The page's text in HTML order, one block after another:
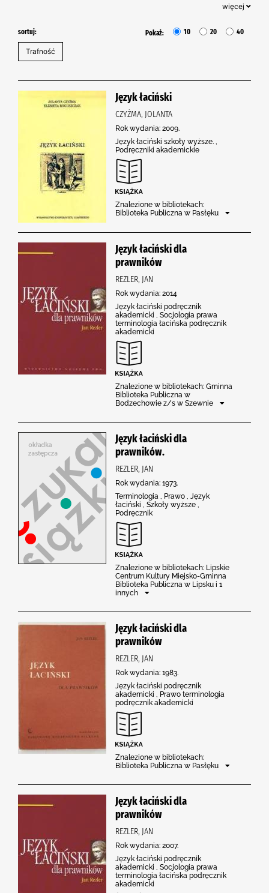
więcej
sortuj: Pokaż: 10 20 40
Język łaciński
CZYŻMA, JOLANTA
Rok wydania: 2009.
Język łaciński szkoły wyższe. ,
Podręczniki akademickie
Znalezione w bibliotekach:
Biblioteka Publiczna w Pasłęku
Język łaciński dla
prawników
REZLER, JAN
Rok wydania: 2014
Język łaciński podręcznik
akademicki , Socjologia prawa
terminologia łacińska podręcznik
akademicki
Znalezione w bibliotekach: Gminna
Biblioteka Publiczna w
Bodzechowie z/s w Szewnie
Język łaciński dla
prawników.
REZLER, JAN
Rok wydania: 1973.
Terminologia , Prawo , Język
łaciński , Szkoły wyższe ,
Podręcznik
Znalezione w bibliotekach: Lipskie
Centrum Kultury Miejsko-Gminna
Biblioteka Publiczna w Lipsku i 1
innych
Język łaciński dla
prawników
REZLER, JAN
Rok wydania: 1983.
Język łaciński podręcznik
akademicki , Prawo terminologia
podręcznik akademicki
Znalezione w bibliotekach:
Biblioteka Publiczna w Pasłęku
Język łaciński dla
prawników
REZLER, JAN
Rok wydania: 2007.
Język łaciński podręcznik
akademicki , Socjologia prawa
terminologia łacińska podręcznik
akademicki